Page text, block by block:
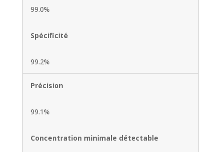
99.0%
Spécificité
99.2%
Précision
99.1%
Concentration minimale détectable